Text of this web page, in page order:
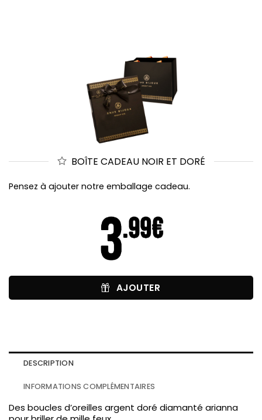
BOÎTE CADEAU NOIR ET DORÉ
Pensez à ajouter notre emballage cadeau.
AJOUTER
DESCRIPTION
INFORMATIONS COMPLÉMENTAIRES
Des boucles d’oreilles argent doré diamanté arianna